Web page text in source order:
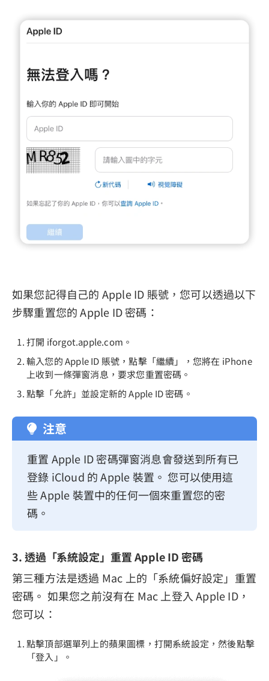
如果您記得自己的 Apple ID 賬號，您可以透過以下
步驟重置您的 Apple ID 密碼：
打開 iforgot.apple.com。
輸入您的 Apple ID 賬號，點擊「繼續」，您將在 iPhone
上收到一條彈窗消息，要求您重置密碼。
點擊「允許」並設定新的 Apple ID 密碼。
注意
重置 Apple ID 密碼彈窗消息會發送到所有已
登錄 iCloud 的 Apple 裝置。 您可以使用這
些 Apple 裝置中的任何一個來重置您的密
碼。
3. 透過「系統設定」重置 Apple ID 密碼
第三種方法是透過 Mac 上的「系統偏好設定」重置
密碼。 如果您之前沒有在 Mac 上登入 Apple ID，
您可以：
點擊頂部選單列上的蘋果圖標，打開系統設定，然後點擊
「登入」。